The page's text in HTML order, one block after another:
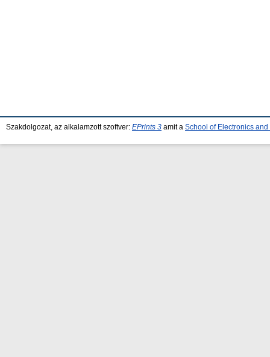
Szakdolgozat, az alkalamzott szoftver: EPrints 3 amit a School of Electronics